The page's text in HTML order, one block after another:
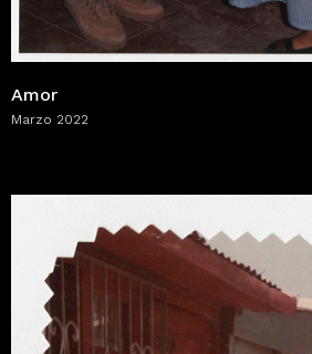
Amor
Marzo 2022